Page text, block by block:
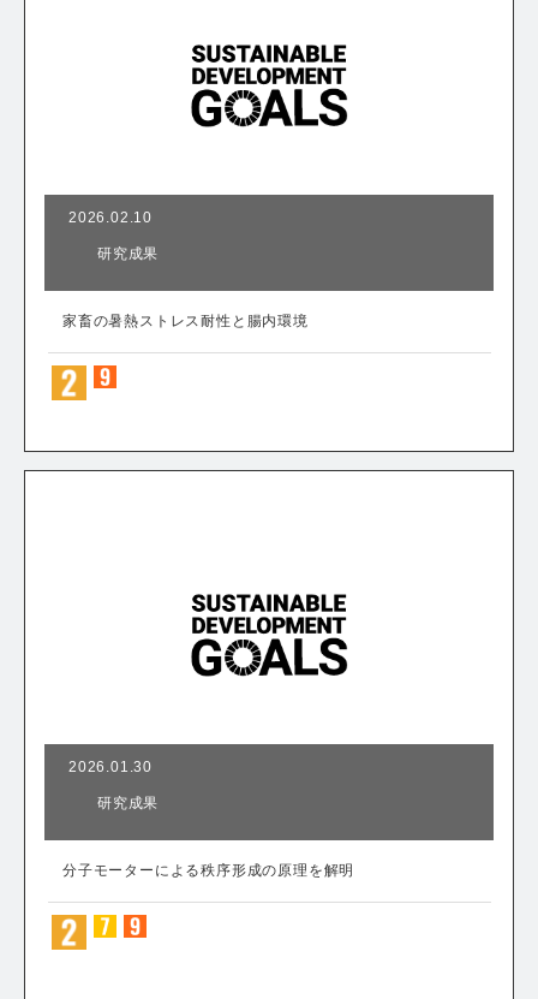
2026.02.10
研究成果
家畜の暑熱ストレス耐性と腸内環境
2026.01.30
研究成果
分子モーターによる秩序形成の原理を解明